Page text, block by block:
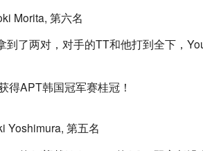
Morita, 第六名
了两对，对手的TT和他打到全下，
Yoshimura, 第五名